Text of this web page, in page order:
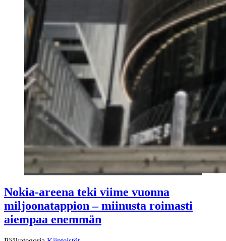
Nokia-areena teki viime vuonna
miljoonatappion – miinusta roimasti
aiempaa enemmän